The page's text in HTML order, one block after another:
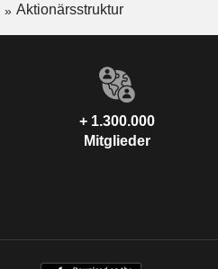
Aktionärsstruktur
+ 1.300.000
Mitglieder